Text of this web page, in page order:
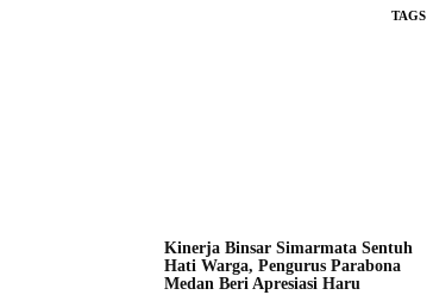
TAGS
Kinerja Binsar Simarmata Sentuh
Hati Warga, Pengurus Parabona
Medan Beri Apresiasi Haru